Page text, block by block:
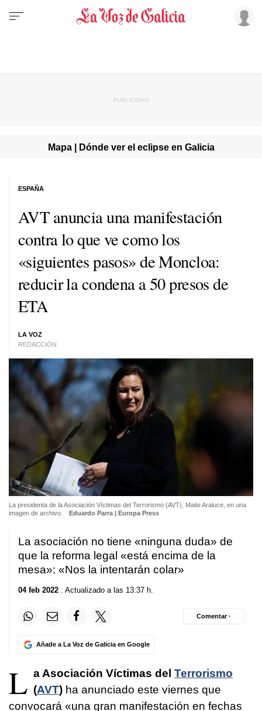
Mapa | Dónde ver el eclipse en Galicia
AVT anuncia una manifestación
contra lo que ve como los
«siguientes pasos» de Moncloa:
reducir la condena a 50 presos de
ETA
LA VOZ
REDACCIÓN
ESPAÑA
La presidenta de la Asociación Víctimas del Terrorismo (AVT), Maite Araluce, en una
imagen de archivo.
Eduardo Parra | Europa Press
La asociación no tiene «ninguna duda» de
que la reforma legal «está encima de la
mesa»: «Nos la intentarán colar»
04 feb 2022 . Actualizado a las 13:37 h.
Añade a La Voz de Galicia en Google
Comentar ·
L a Asociación Víctimas del Terrorismo
(AVT) ha anunciado este viernes que
convocará «una gran manifestación en fechas